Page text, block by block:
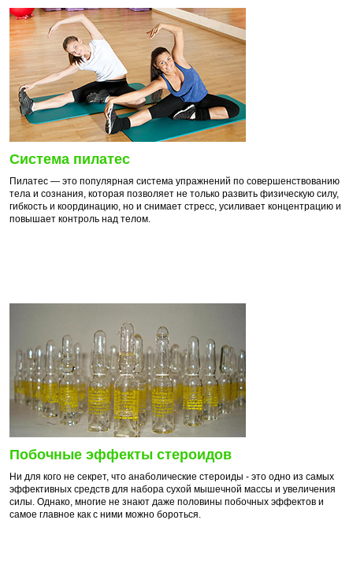
Система пилатес
Пилатес — это популярная система упражнений по совершенствованию
тела и сознания, которая позволяет не только развить физическую силу,
гибкость и координацию, но и снимает стресс, усиливает концентрацию и
повышает контроль над телом.
Побочные эффекты стероидов
Ни для кого не секрет, что анаболические стероиды - это одно из самых
эффективных средств для набора сухой мышечной массы и увеличения
силы. Однако, многие не знают даже половины побочных эффектов и
самое главное как с ними можно бороться.